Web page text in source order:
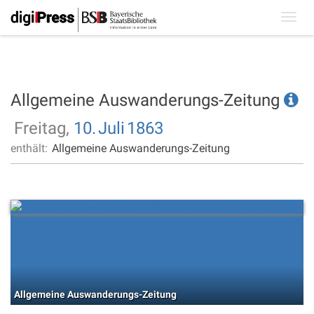
Allgemeine Auswanderungs-Zeitung
Freitag, 10.Juli 1863
enthält: Allgemeine Auswanderungs-Zeitung
Allgemeine Auswanderungs-Zeitung